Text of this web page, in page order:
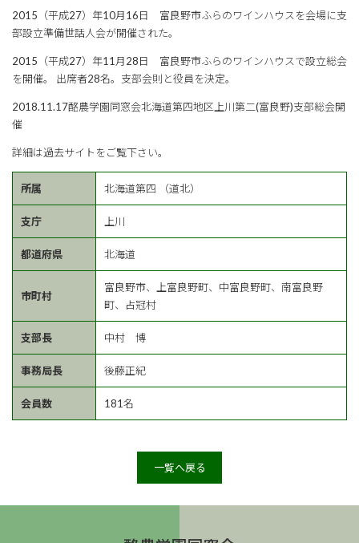
2015（平成27）年10月16日 富良野市ふらのワインハウスを会場に支
部設立準備世話人会が開催された。
2015（平成27）年11月28日 富良野市ふらのワインハウスで設立総会
を開催。 出席者28名。支部会則と役員を決定。
2018.11.17酪農学園同窓会北海道第四地区上川第二(富良野)支部総会開
催
詳細は過去サイトをご覧下さい。
所属 北海道第四 （道北）
支庁 上川
都道府県 北海道
市町村
富良野市、上富良野町、中富良野町、南富良野
町、占冠村
支部長 中村 博
事務局長 後藤正紀
会員数 181名
一覧へ戻る